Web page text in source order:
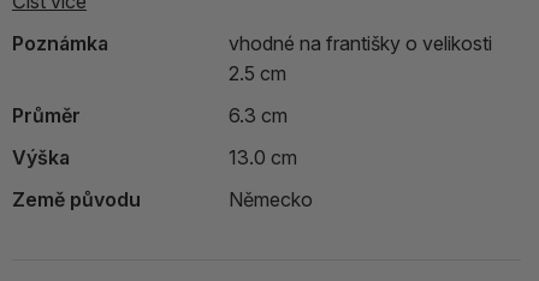
Poznámka
vhodné na františky o velikosti
2.5 cm
Průměr
6.3 cm
Výška
13.0 cm
Země původu
Německo